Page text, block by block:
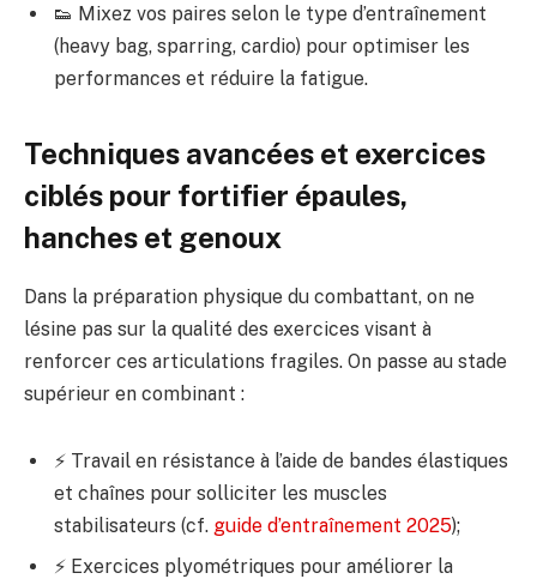
👟 Mixez vos paires selon le type d’entraînement
(heavy bag, sparring, cardio) pour optimiser les
performances et réduire la fatigue.
Techniques avancées et exercices
ciblés pour fortifier épaules,
hanches et genoux
Dans la préparation physique du combattant, on ne
lésine pas sur la qualité des exercices visant à
renforcer ces articulations fragiles. On passe au stade
supérieur en combinant :
⚡️ Travail en résistance à l’aide de bandes élastiques
et chaînes pour solliciter les muscles
stabilisateurs (cf. guide d’entraînement 2025);
⚡️ Exercices plyométriques pour améliorer la